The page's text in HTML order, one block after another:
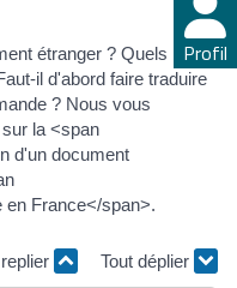
Profil
étranger ? Quels
il d'abord faire traduire
? Nous vous
la <span
d'un document
France</span>.
Tout déplier